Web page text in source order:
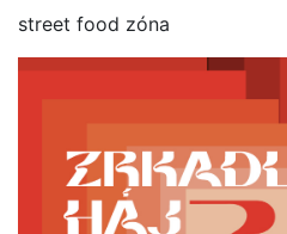
street food zóna